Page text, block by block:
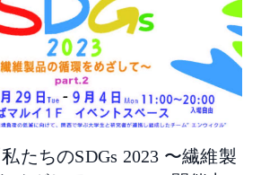
たちのSDGs 2023 〜繊維製